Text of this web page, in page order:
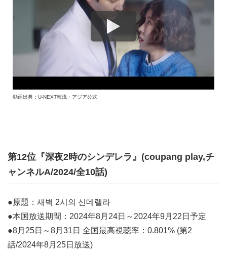
動画出典：U-NEXT韓流・アジア公式
第12位『深夜2時のシンデレラ』(coupang play,チ
ャンネルA/2024/全10話)
●原題：새벽 2시의 신데렐라
●本国放送期間：2024年8月24日～2024年9月22日予定
●8月25日～8月31日 全国最高視聴率：0.801% (第2
話/2024年8月25日放送)